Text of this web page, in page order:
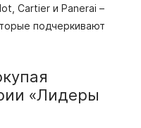
Cartier и Panerai –
подчеркивают
«Лидеры